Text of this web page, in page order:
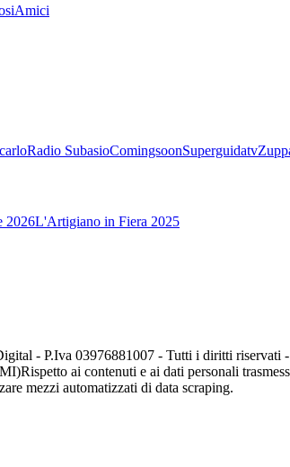
Amici
Radio SubasioComingsoonSuperguidatv
2026L'Artigiano in Fiera 2025
- P.Iva 03976881007 - Tutti i diritti riservati
Rispetto ai contenuti e ai dati personali
mezzi automatizzati di data scraping.